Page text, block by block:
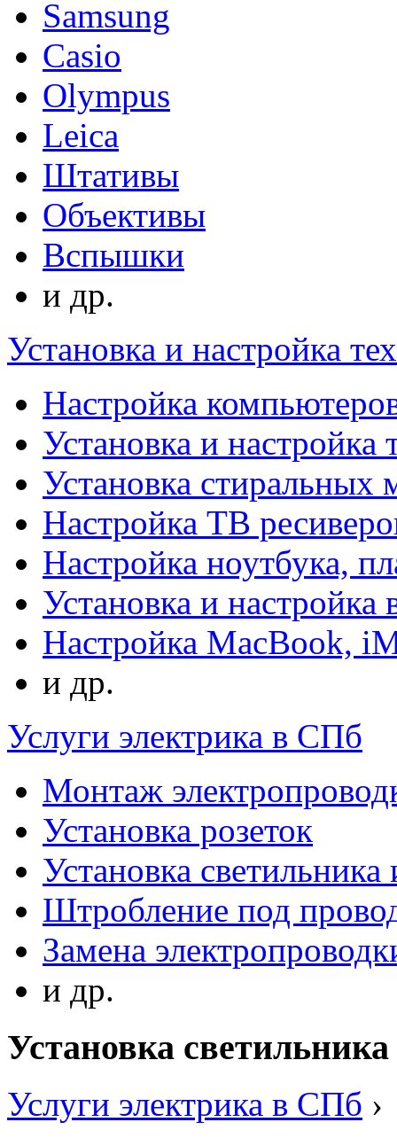
Samsung
Casio
Olympus
Leica
Штативы
Объективы
Вспышки
и др.
Установка и настройка
Настройка
Установка и настройка
Установка стиральных
Настройка ТВ
Настройка ноутбука,
Установка и
Настройка MacBook,
и др.
Услуги электрика в СПб
Монтаж
Установка розеток
Установка
Штробление под
Замена
и др.
Установка
Услуги электрика в СПб ›